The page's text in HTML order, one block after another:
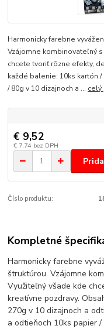
Harmonicky farebne
Vzájomne kombinovateľný
chcete tvoriť rôzne efekty,
každé balenie: 10ks kartón
/ 80g v 10 dizajnoch a ... celý
€ 9,52
€ 7,74 bez DPH
Číslo produktu:
Kompletné
Harmonicky farebne
štruktúrou. Vzájomne
Využiteľný všade kde
kreatívne pozdravy.
270g v 10 dizajnoch a
a odtieňoch 10ks papier